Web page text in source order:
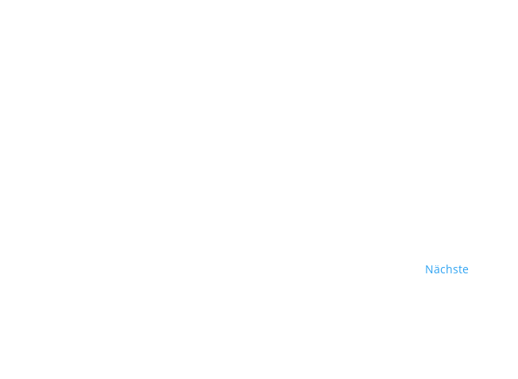
Nächste